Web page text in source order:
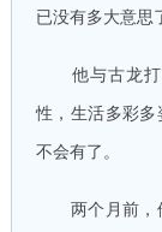
已没有多大意思
他与古龙打
性，生活多彩
不会有了。
两个月前，他